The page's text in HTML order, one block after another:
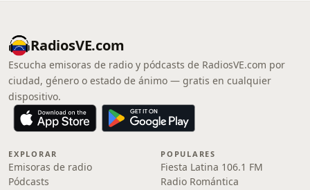
RadiosVE.com
Escucha emisoras de radio y pódcasts de RadiosVE.com por
ciudad, género o estado de ánimo — gratis en cualquier
dispositivo.
EXPLORAR
Emisoras de radio
Pódcasts
POPULARES
Fiesta Latina 106.1 FM
Radio Romántica